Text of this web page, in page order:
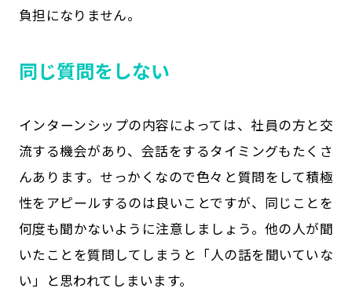
負担になりません。
同じ質問をしない
インターンシップの内容によっては、社員の方と交
流する機会があり、会話をするタイミングもたくさ
んあります。せっかくなので色々と質問をして積極
性をアピールするのは良いことですが、同じことを
何度も聞かないように注意しましょう。他の人が聞
いたことを質問してしまうと「人の話を聞いていな
い」と思われてしまいます。